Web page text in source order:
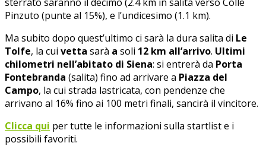
Pinzuto (punte al 15%), e l’undicesimo (1.1 km).
Ma subito dopo quest’ultimo ci sarà la dura salita di Le
Tolfe, la cui vetta sarà a soli 12 km all’arrivo. Ultimi
chilometri nell’abitato di Siena: si entrerà da Porta
Fontebranda (salita) fino ad arrivare a Piazza del
Campo, la cui strada lastricata, con pendenze che
arrivano al 16% fino ai 100 metri finali, sancirà il vincitore.
Clicca qui per tutte le informazioni sulla startlist e i
possibili favoriti.